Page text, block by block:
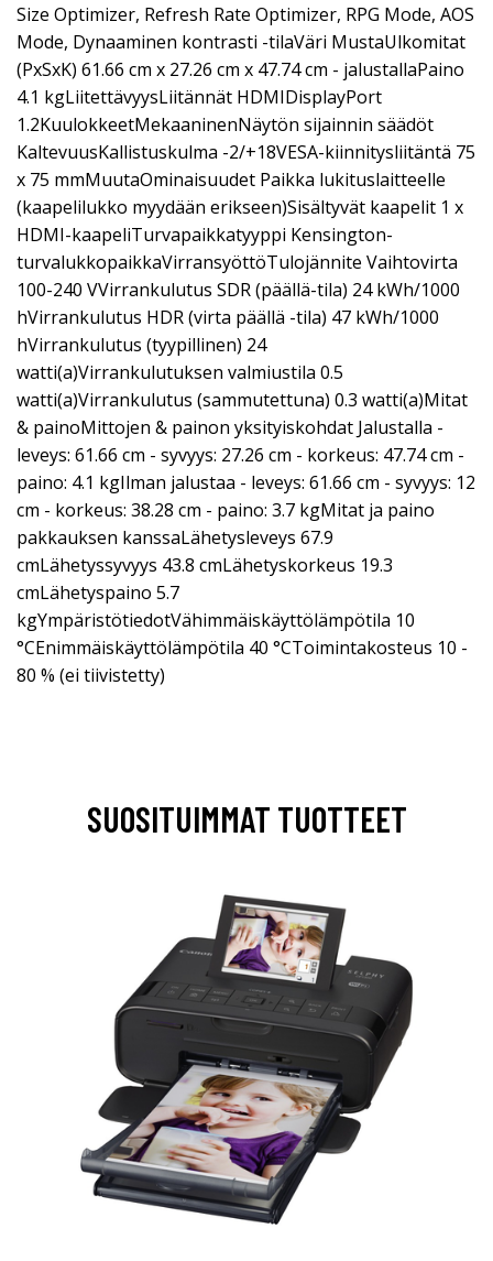
Size Optimizer, Refresh Rate Optimizer, RPG Mode, AOS
Mode, Dynaaminen kontrasti -tilaVäri MustaUlkomitat
(PxSxK) 61.66 cm x 27.26 cm x 47.74 cm - jalustallaPaino
4.1 kgLiitettävyysLiitännät HDMIDisplayPort
1.2KuulokkeetMekaaninenNäytön sijainnin säädöt
KaltevuusKallistuskulma -2/+18VESA-kiinnitysliitäntä 75
x 75 mmMuutaOminaisuudet Paikka lukituslaitteelle
(kaapelilukko myydään erikseen)Sisältyvät kaapelit 1 x
HDMI-kaapeliTurvapaikkatyyppi Kensington-
turvalukkopaikkaVirransyöttöTulojännite Vaihtovirta
100-240 VVirrankulutus SDR (päällä-tila) 24 kWh/1000
hVirrankulutus HDR (virta päällä -tila) 47 kWh/1000
hVirrankulutus (tyypillinen) 24
watti(a)Virrankulutuksen valmiustila 0.5
watti(a)Virrankulutus (sammutettuna) 0.3 watti(a)Mitat
& painoMittojen & painon yksityiskohdat Jalustalla -
leveys: 61.66 cm - syvyys: 27.26 cm - korkeus: 47.74 cm -
paino: 4.1 kgIlman jalustaa - leveys: 61.66 cm - syvyys: 12
cm - korkeus: 38.28 cm - paino: 3.7 kgMitat ja paino
pakkauksen kanssaLähetysleveys 67.9
cmLähetyssyvyys 43.8 cmLähetyskorkeus 19.3
cmLähetyspaino 5.7
kgYmpäristötiedotVähimmäiskäyttölämpötila 10
°CEnimmäiskäyttölämpötila 40 °CToimintakosteus 10 -
80 % (ei tiivistetty)
SUOSITUIMMAT TUOTTEET